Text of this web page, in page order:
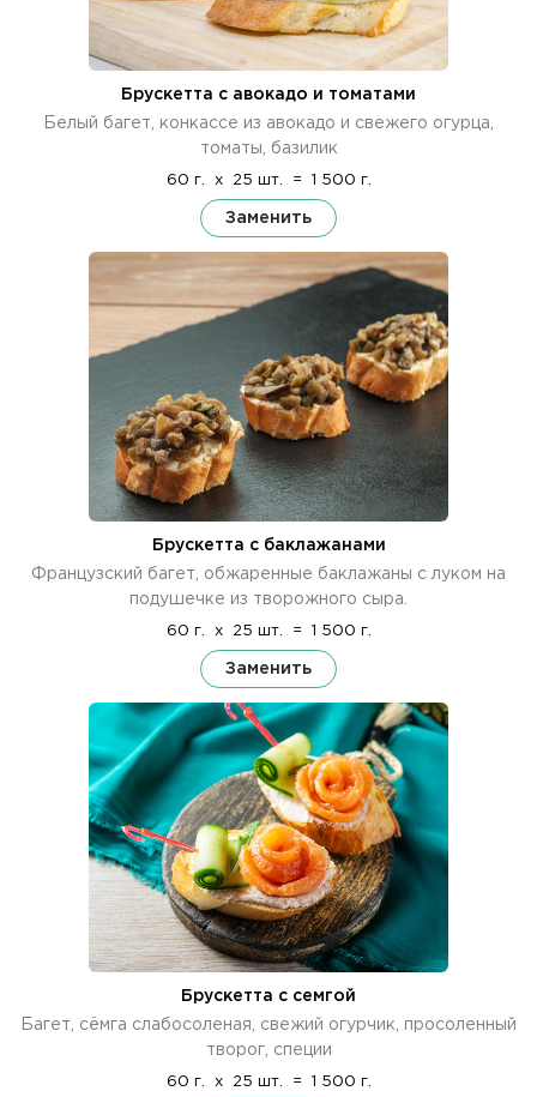
Брускетта с авокадо и томатами
Белый багет, конкассе из авокадо и свежего огурца,
томаты, базилик
60 г. x 25 шт. = 1 500 г.
Заменить
Брускетта с баклажанами
Французский багет, обжаренные баклажаны с луком на
подушечке из творожного сыра.
60 г. x 25 шт. = 1 500 г.
Заменить
Брускетта с семгой
Багет, сёмга слабосоленая, свежий огурчик, просоленный
творог, специи
60 г. x 25 шт. = 1 500 г.